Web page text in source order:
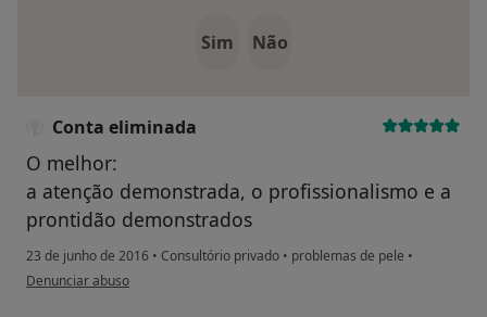
Sim Não
Conta eliminada
O melhor:
a atenção demonstrada, o profissionalismo e a
prontidão demonstrados
23 de junho de 2016 • Consultório privado • problemas de pele •
na opinião do utilizador Conta eliminada
Denunciar abuso